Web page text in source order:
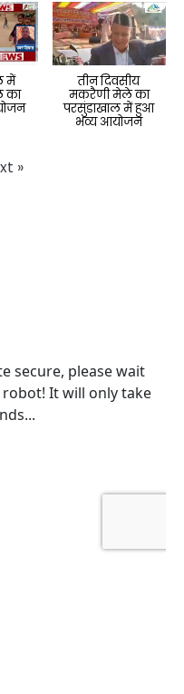
में
का
तीन दिवसीय
मकरैणी मेले का
परसुंडाखाल में हुआ
भव्य आयोजन
»